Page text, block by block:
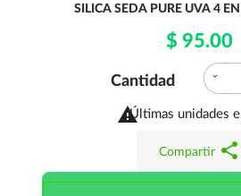
SILICA SEDA PURE UVA 4
$ 95.00
Cantidad expand_more

Últimas unidades
Compartir share